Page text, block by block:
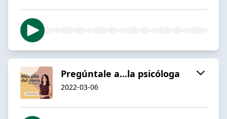
Pregúntale a...la psicóloga
2022-03-06